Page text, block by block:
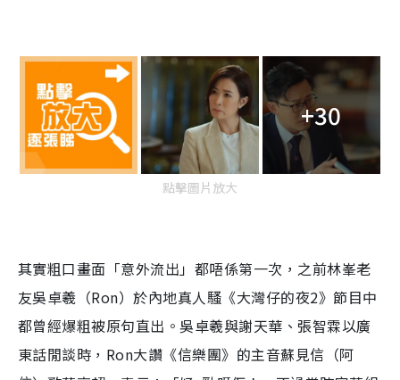
+30
點擊圖片放大
其實粗口畫面「意外流出」都唔係第一次，之前林峯老
友吳卓羲（Ron）於內地真人騷《大灣仔的夜2》節目中
都曾經爆粗被原句直出。吳卓羲與謝天華、張智霖以廣
東話閒談時，Ron大讚《信樂團》的主音蘇見信（阿